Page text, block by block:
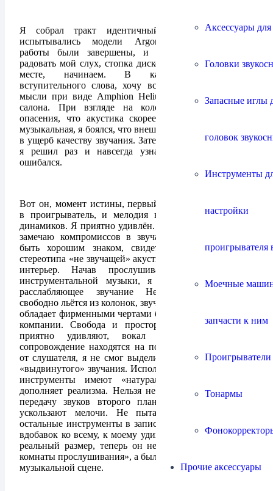
Аксессуары
Головки
Запасные иглы
головок
Инструменты
настройки
проигрывателя
Моечные
запчасти к ним
Тонармы
Прочие аксессуары
Я собрал тракт идентичный тому, на котором
испытывались модели Argon. Подготовительные
работы были завершены, и система была готова
радовать мой слух, стопка дисков наготове, кресло на
месте, начинаем. В качестве небольшого
вступительного слова, хочу вспомнить свои первые
мысли при виде Amphion Helium 520 в зале нашего
салона. При взгляде на колонки, меня посетили
опасения, что акустика скорее интерьерная, нежели
музыкальная, я боялся, что внешность и габариты были
в ущерб качеству звучания. Затеяв это прослушивание,
я решил раз и навсегда узнать, был я прав или
ошибался.
Вот он, момент истины, первый диск отправляется
в проигрыватель, и мелодия начинает струиться из
динамиков. Я приятно удивлён. На первый взгляд я не
замечаю компромиссов в звучании. Это уже может
быть хорошим знаком, свидетельствующим против
стереотипа «не звучащей» акустики, вписывающейся в
интерьер. Начав прослушивание с мелодичной
инструментальной музыки, я отметил приятное и
расслабляющее звучание Helium 520. Мелодия
свободно льётся из колонок, звучание духовых и вокала
обладает фирменными чертами более старших моделей
компании. Свобода и простор музыкальной сцены
приятно удивляют, вокал и инструментальное
сопровождение находятся на положенном расстоянии
от слушателя, я не смог выделить явно выраженного,
«выдвинутого» звучания. Исполнитель и музыкальные
инструменты имеют «натуральные» размеры, что
дополняет реализма. Нельзя не отметить прекрасную
передачу звуков второго плана, от Helium 520 не
ускользают мелочи. Не пытаясь заглушить собой
остальные инструменты в записях Kenny G, контрабас
вдобавок ко всему, к моему удивлению обрёл форму и
реальный размер, теперь он не «упирался в потолок
комнаты прослушивания», а был грамотно размещён на
музыкальной сцене.